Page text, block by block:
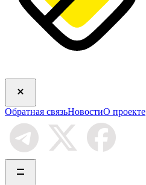
Обратная связьНовостиО проекте